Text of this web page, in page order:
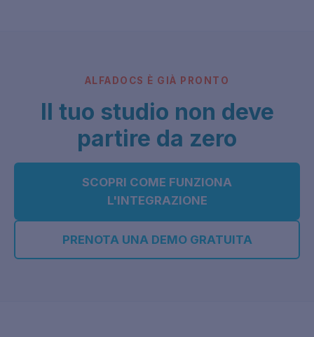
ALFADOCS È GIÀ PRONTO
Il tuo studio non deve
partire da zero
SCOPRI COME FUNZIONA
L'INTEGRAZIONE
PRENOTA UNA DEMO GRATUITA